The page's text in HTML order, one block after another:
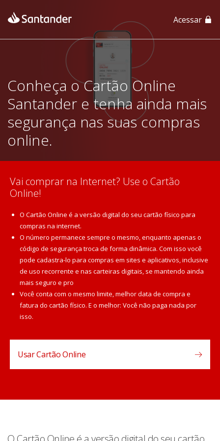
App Santander
App Santander Empresas
Acessar
Conheça o Cartão Online
Santander e tenha ainda mais
segurança nas suas compras
online.
Vai comprar na Internet? Use o Cartão
Online!
O Cartão Online é a versão digital do seu cartão físico para
compras na internet.
O número permanece sempre o mesmo, enquanto apenas o
código de segurança troca de forma dinâmica. Com isso você
pode cadastra-lo para compras em sites e aplicativos, inclusive
de uso recorrente e nas carteiras digitais, se mantendo ainda
mais seguro e pro
Você conta com o mesmo limite, melhor data de compra e
fatura do cartão físico. E o melhor: Você não paga nada por
isso.
Usar Cartão Online